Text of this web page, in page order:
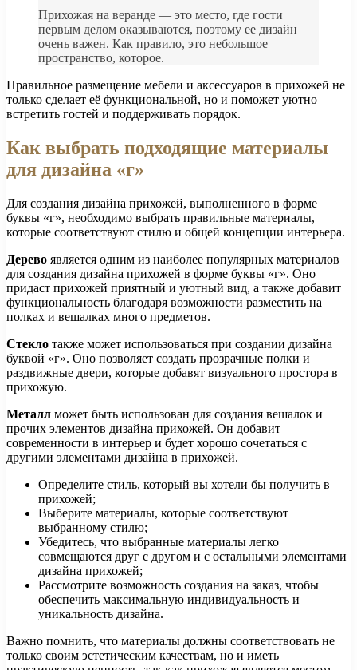
Прихожая на веранде — это место, где гости
первым делом оказываются, поэтому ее дизайн
очень важен. Как правило, это небольшое
пространство, которое.
Правильное размещение мебели и аксессуаров в прихожей не
только сделает её функциональной, но и поможет уютно
встретить гостей и поддерживать порядок.
Как выбрать подходящие материалы
для дизайна «г»
Для создания дизайна прихожей, выполненного в форме
буквы «г», необходимо выбрать правильные материалы,
которые соответствуют стилю и общей концепции интерьера.
Дерево является одним из наиболее популярных материалов
для создания дизайна прихожей в форме буквы «г». Оно
придаст прихожей приятный и уютный вид, а также добавит
функциональность благодаря возможности разместить на
полках и вешалках много предметов.
Стекло также может использоваться при создании дизайна
буквой «г». Оно позволяет создать прозрачные полки и
раздвижные двери, которые добавят визуального простора в
прихожую.
Металл может быть использован для создания вешалок и
прочих элементов дизайна прихожей. Он добавит
современности в интерьер и будет хорошо сочетаться с
другими элементами дизайна в прихожей.
Определите стиль, который вы хотели бы получить в
прихожей;
Выберите материалы, которые соответствуют
выбранному стилю;
Убедитесь, что выбранные материалы легко
совмещаются друг с другом и с остальными элементами
дизайна прихожей;
Рассмотрите возможность создания на заказ, чтобы
обеспечить максимальную индивидуальность и
уникальность дизайна.
Важно помнить, что материалы должны соответствовать не
только своим эстетическим качествам, но и иметь